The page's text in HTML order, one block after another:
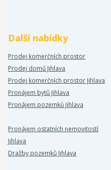
Další nabídky
Prodej komerčních prostor
Prodej domů Jihlava
Prodej komerčních prostor Jihlava
Pronájem bytů Jihlava
Pronájem pozemků Jihlava
Pronájem ostatních nemovitostí
Jihlava
Dražby pozemků Jihlava